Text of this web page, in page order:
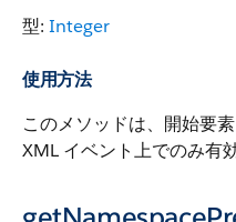
型: Integer
使用方法
このメソッドは、開始要
XML イベント上でのみ有効